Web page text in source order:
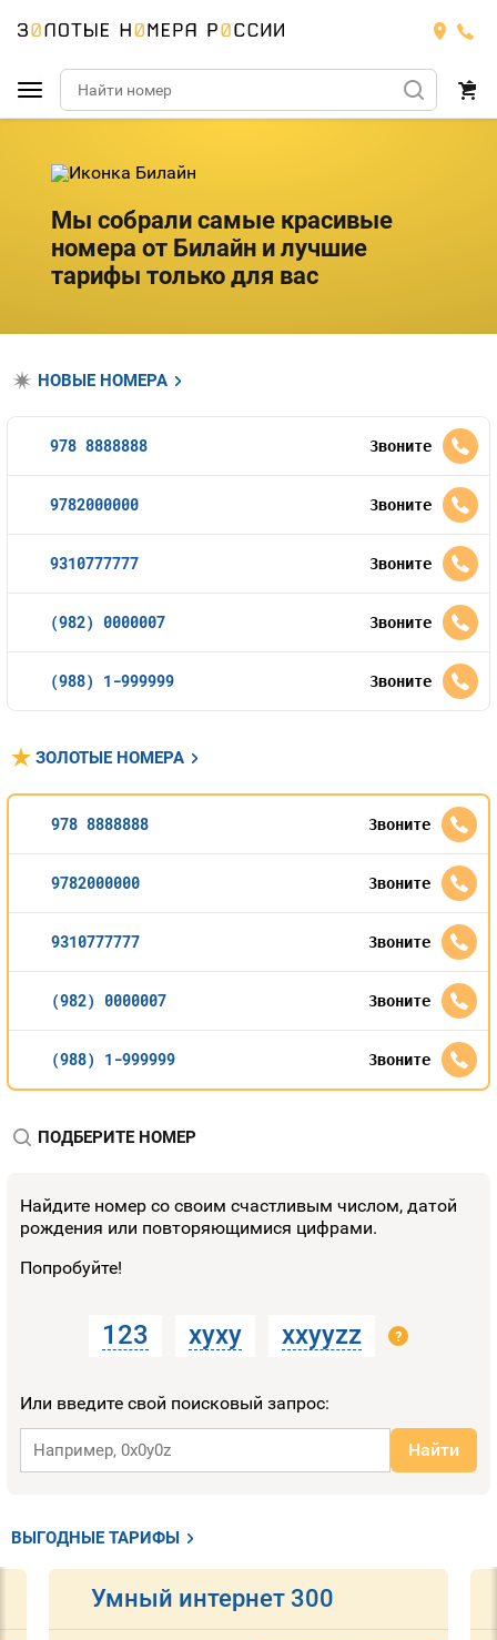
Билайн
Тарифы
Номера
МЕГАФОН
Тарифы
Номера
Тарифы
Номера
Йота
ЙОТА
Тарифы
Продать номер
Sim-Sim
Мы собрали самые красивые
номера от Билайн и лучшие
тарифы только для вас
НОВЫЕ НОМЕРА
978 8888888 Звоните
9782000000 Звоните
9310777777 Звоните
(982) 0000007 Звоните
(988) 1-999999 Звоните
ЗОЛОТЫЕ НОМЕРА
978 8888888 Звоните
9782000000 Звоните
9310777777 Звоните
(982) 0000007 Звоните
(988) 1-999999 Звоните
ПОДБЕРИТЕ НОМЕР
Найдите номер со своим счастливым числом, датой
рождения или повторяющимися цифрами.
Попробуйте!
123 xyxy xxyyzz ?
Или введите свой поисковый запрос:
Найти
ВЫГОДНЫЕ ТАРИФЫ
Умный интернет 300